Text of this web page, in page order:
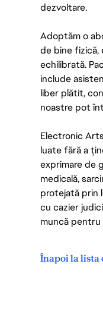
dezvoltare.
Adoptăm o
de bine fizică,
echilibrată.
include
liber plătit,
noastre pot
Electronic
luate fără a
exprimare de
medicală,
protejată prin
cu cazier
muncă
Înapoi la lista